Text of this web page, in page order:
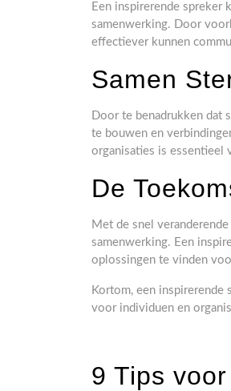
Een inspirerende spreker
samenwerking. Door
effectiever kunnen
Samen
Door te benadrukken dat
te bouwen en
organisaties is essentieel
De
Met de snel
samenwerking. Een
oplossingen te vinden
Kortom, een
voor individuen en
9 Tips